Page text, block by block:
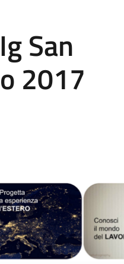
San
2017